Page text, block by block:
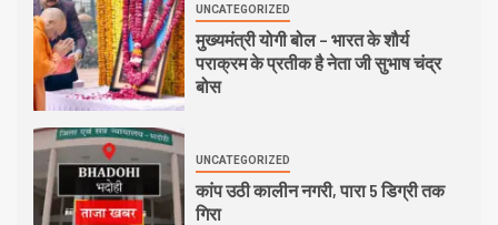
UNCATEGORIZED
मुख्यमंत्री योगी बोल – भारत के शौर्य
पराक्रम के प्रतीक है नेता जी सुभाष चंद्र
बोस
UNCATEGORIZED
कांप उठी कालीन नगरी, पारा 5 डिग्री तक
गिरा